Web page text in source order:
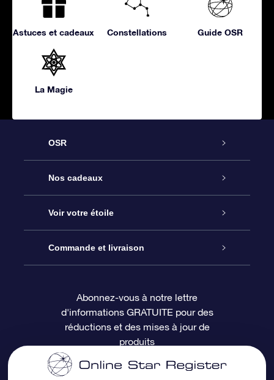
Astuces et cadeaux Constellations Guide OSR
La Magie
OSR
Service
À propos de l’OSR
Nous contacter
Questions fréquemment posées
Revues
Nos cadeaux
Cadeau d’étoile en ligne
Coffret cadeau OSR
Carte cadeau OSR
Voir votre étoile
Registre des étoiles
Page d’accueil personnalisée
Commande et livraison
Informations de paiement
Informations d’expédition
Abonnez-vous à notre lettre
d'informations GRATUITE pour des
réductions et des mises à jour de
produits